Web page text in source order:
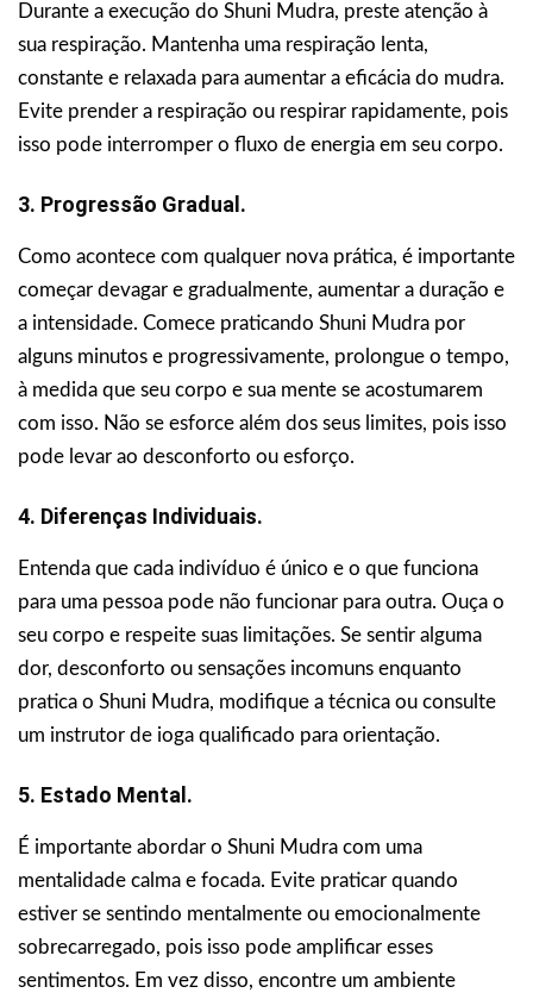
Durante a execução do Shuni Mudra, preste atenção à
sua respiração. Mantenha uma respiração lenta,
constante e relaxada para aumentar a eficácia do mudra.
Evite prender a respiração ou respirar rapidamente, pois
isso pode interromper o fluxo de energia em seu corpo.
3. Progressão Gradual.
Como acontece com qualquer nova prática, é importante
começar devagar e gradualmente, aumentar a duração e
a intensidade. Comece praticando Shuni Mudra por
alguns minutos e progressivamente, prolongue o tempo,
à medida que seu corpo e sua mente se acostumarem
com isso. Não se esforce além dos seus limites, pois isso
pode levar ao desconforto ou esforço.
4. Diferenças Individuais.
Entenda que cada indivíduo é único e o que funciona
para uma pessoa pode não funcionar para outra. Ouça o
seu corpo e respeite suas limitações. Se sentir alguma
dor, desconforto ou sensações incomuns enquanto
pratica o Shuni Mudra, modifique a técnica ou consulte
um instrutor de ioga qualificado para orientação.
5. Estado Mental.
É importante abordar o Shuni Mudra com uma
mentalidade calma e focada. Evite praticar quando
estiver se sentindo mentalmente ou emocionalmente
sobrecarregado, pois isso pode amplificar esses
sentimentos. Em vez disso, encontre um ambiente